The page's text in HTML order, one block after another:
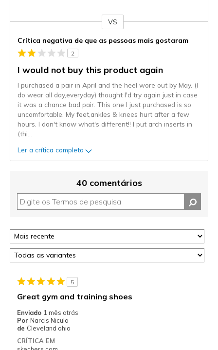
VS
Crítica negativa de que as pessoas mais gostaram
2
I would not buy this product again
I purchased a pair in April and the heel wore out by May. (I
do wear all day,everyday) thought I'd try again just in case
it was a chance bad pair. This one I just purchased is so
uncomfortable. My feet,ankles & knees hurt after a few
hours. I don't know what's different!! I put arch inserts in
(thi
Ler a crítica completa
40 comentários
5
Great gym and training shoes
Enviado 1 mês atrás
Por Narcis Nicula
de Cleveland ohio
CRÍTICA EM